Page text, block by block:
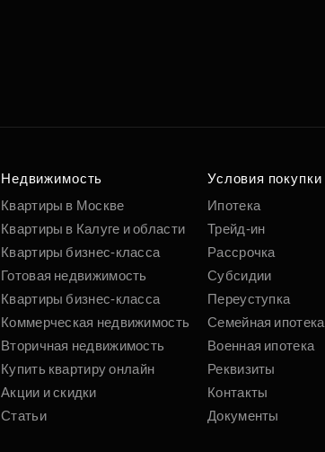
Недвижимость
Квартиры в Москве
Квартиры в Калуге и области
Квартиры бизнес-класса
Готовая недвижимость
Квартиры бизнес-класса
Коммерческая недвижимость
Вторичная недвижимость
Купить квартиру онлайн
Акции и скидки
Статьи
Условия покупки
Ипотека
Трейд-ин
Рассрочка
Субсидии
Переуступка
Семейная ипотека
Военная ипотека
Реквизиты
Контакты
Документы